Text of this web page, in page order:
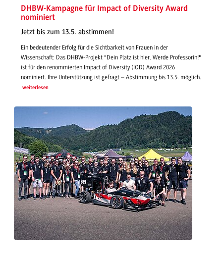
DHBW-Kampagne für Impact of Diversity Award
nominiert
Jetzt bis zum 13.5. abstimmen!
Ein bedeutender Erfolg für die Sichtbarkeit von Frauen in der
Wissenschaft: Das DHBW-Projekt "Dein Platz ist hier. Werde Professorin!"
ist für den renommierten Impact of Diversity (IOD) Award 2026
nominiert. Ihre Unterstützung ist gefragt – Abstimmung bis 13.5. möglich.
weiterlesen